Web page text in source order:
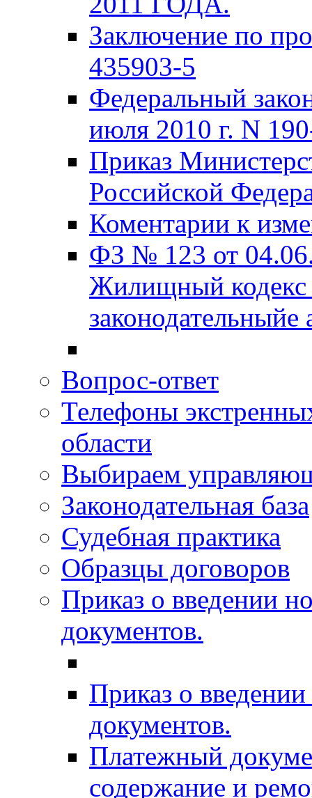
Заключение по
435903-5
Федеральный
июля 2010 г. N
Приказ
Российской
Коментарии к
ФЗ № 123 от
Жилищный кодекс
законодательныйе
Вопрос-ответ
Телефоны
области
Выбираем
Законодательная база
Судебная практика
Образцы договоров
Приказ о введении
документов.
Приказ о
документов.
Платежный
содержание и